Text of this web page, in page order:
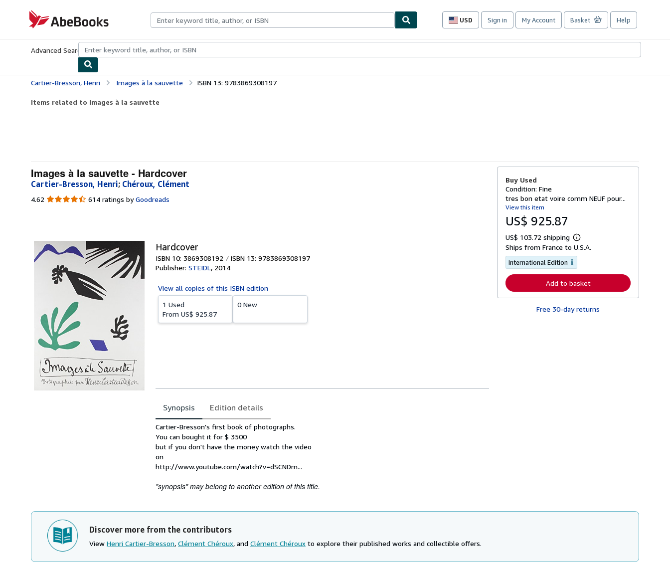
AbeBooks.com
USD
Site
preferences
Sign in My Account Basket Help
Advanced Search Browse CollectionsRare BooksArt & Collectibles
Cartier-Bresson, Henri Images à la sauvette ISBN 13: 9783869308197
Items related to Images à la sauvette
Images à la sauvette - Hardcover
Cartier-Bresson, Henri; Chéroux, Clément
4.62 4.62
614 ratings by Goodreads
Hardcover
ISBN 10: 3869308192
ISBN 13: 9783869308197
Publisher: STEIDL, 2014
View all copies of this ISBN edition
1 Used
From US$ 925.87
0 New
Synopsis Edition details
Synopsis
Cartier-Bresson's first book of photographs.
You can bought it for $ 3500
but if you don't have the money watch the video
on
http://www.youtube.com/watch?v=dSCNDm...
"synopsis" may belong to another edition of this title.
Buy Used
Condition: Fine
tres bon etat voire comm NEUF pour...
View this item
US$ 925.87
US$ 103.72 shipping
L
e
a
n
o
r
e
a
Ships from France to U.S.A.
International Edition
Add to basket
Free 30-day returns
Discover more from the contributors
View Henri Cartier-Bresson, Clément Chéroux, and Clément Chéroux to explore their published works and collectible offers.